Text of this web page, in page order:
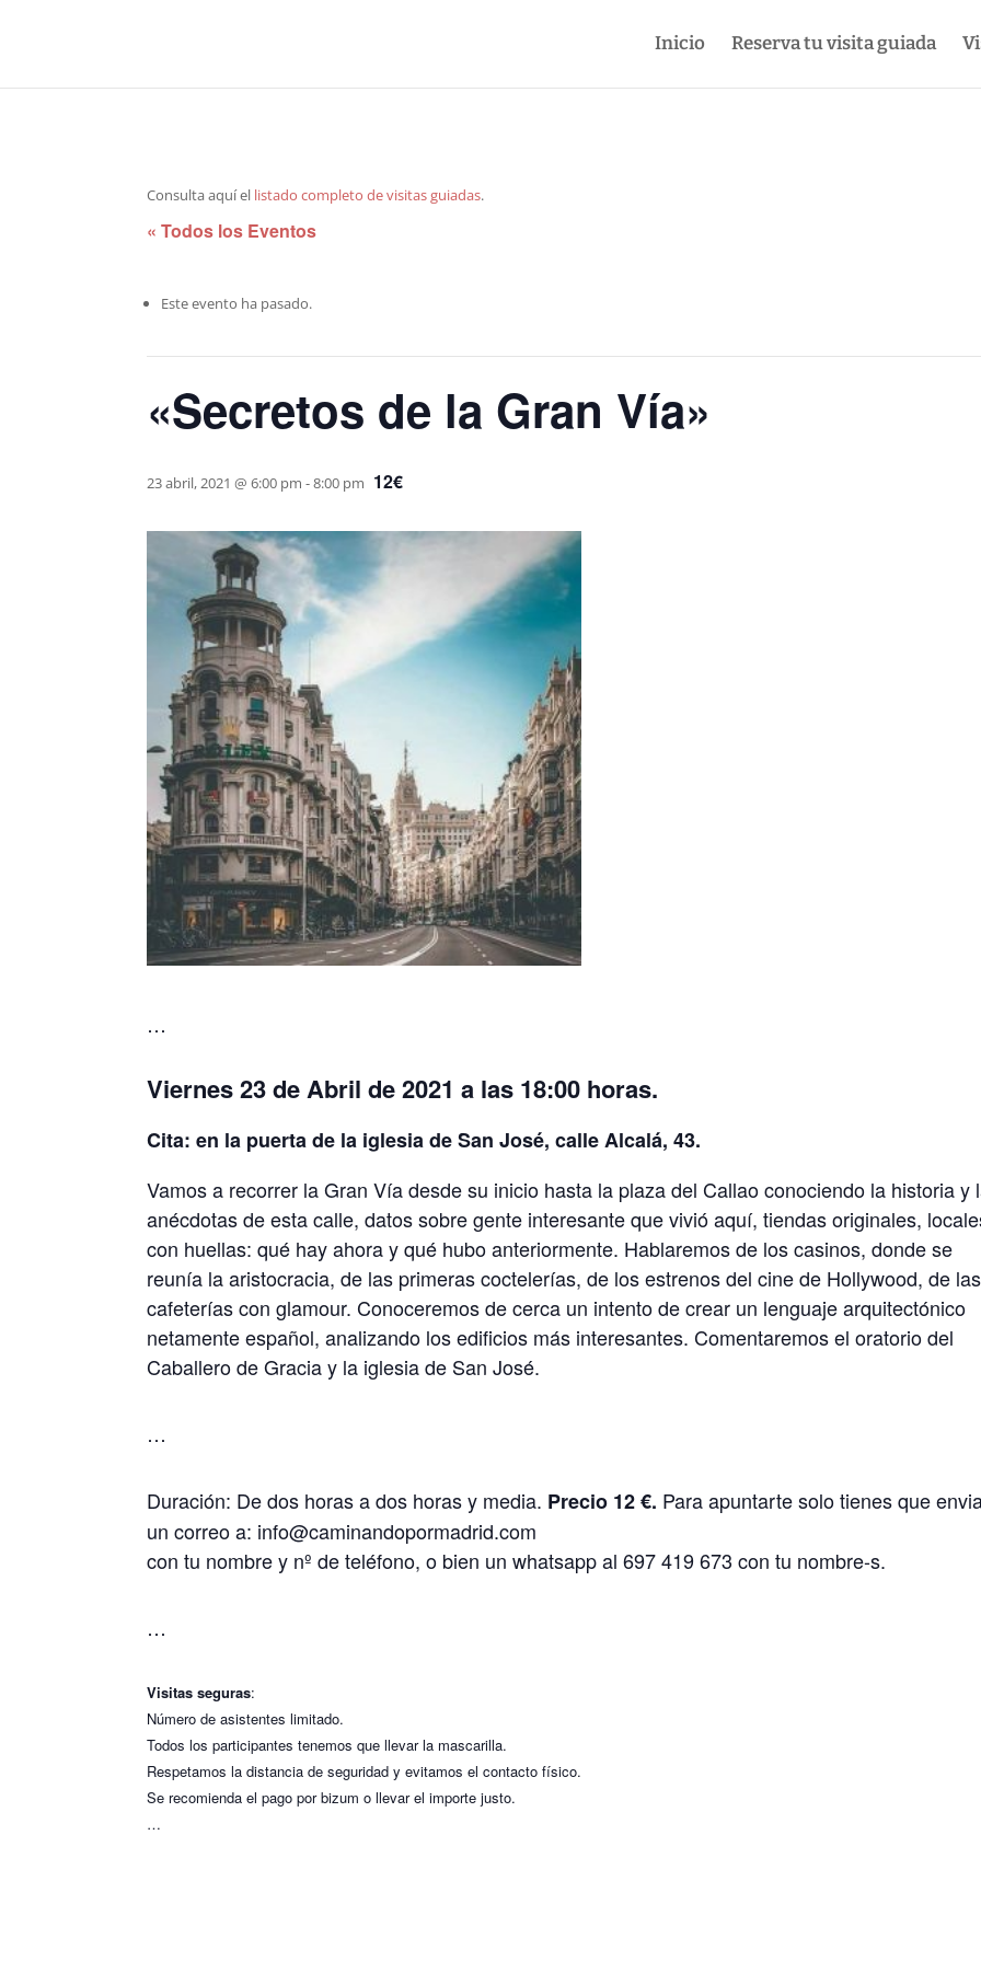
Inicio Reserva tu visita guiada
Consulta aquí el listado completo de visitas guiadas.
« Todos los Eventos
Este evento ha pasado.
«Secretos de la Gran Vía»
23 abril, 2021 @ 6:00 pm -8:00 pm 12€
…
Viernes 23 de Abril de 2021 a las 18:00 horas.
Cita: en la puerta de la iglesia de San José, calle Alcalá, 43.
Vamos a recorrer la Gran Vía desde su inicio hasta la plaza del Callao conociendo la historia y
anécdotas de esta calle, datos sobre gente interesante que vivió aquí, tiendas originales,
con huellas: qué hay ahora y qué hubo anteriormente. Hablaremos de los casinos, donde se
reunía la aristocracia, de las primeras coctelerías, de los estrenos del cine de Hollywood, de las
cafeterías con glamour. Conoceremos de cerca un intento de crear un lenguaje arquitectónico
netamente español, analizando los edificios más interesantes. Comentaremos el oratorio del
Caballero de Gracia y la iglesia de San José.
…
Duración: De dos horas a dos horas y media. Precio 12 €. Para apuntarte solo tienes que
un correo a: info@caminandopormadrid.com
con tu nombre y nº de teléfono, o bien un whatsapp al 697 419 673 con tu nombre-s.
…
Visitas seguras:
Número de asistentes limitado.
Todos los participantes tenemos que llevar la mascarilla.
Respetamos la distancia de seguridad y evitamos el contacto físico.
Se recomienda el pago por bizum o llevar el importe justo.
…